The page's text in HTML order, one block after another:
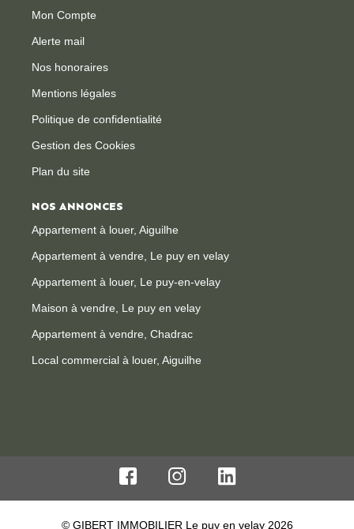
Mon Compte
Alerte mail
Nos honoraires
Mentions légales
Politique de confidentialité
Gestion des Cookies
Plan du site
NOS ANNONCES
Appartement à louer, Aiguilhe
Appartement à vendre, Le puy en velay
Appartement à louer, Le puy-en-velay
Maison à vendre, Le puy en velay
Appartement à vendre, Chadrac
Local commercial à louer, Aiguilhe
© GIBERT IMMOBILIER Le puy en velay 2026